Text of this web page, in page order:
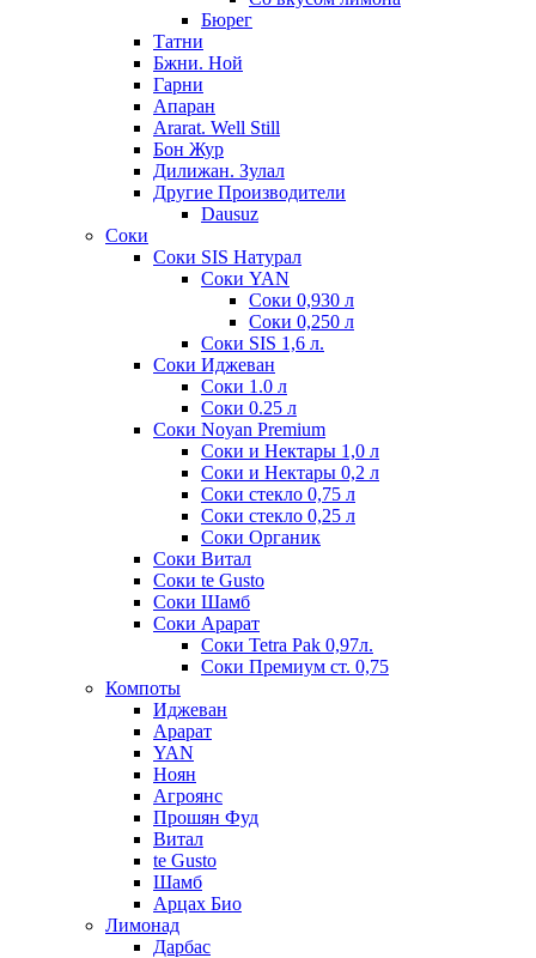
Бюрег
Татни
Бжни. Ной
Гарни
Апаран
Ararat. Well Still
Бон Жур
Дилижан. Зулал
Другие Производители
Dausuz
Соки
Соки SIS Натурал
Соки YAN
Соки 0,930 л
Соки 0,250 л
Соки SIS 1,6 л.
Соки Иджеван
Соки 1.0 л
Соки 0.25 л
Соки Noyan Premium
Соки и Нектары 1,0 л
Соки и Нектары 0,2 л
Соки стекло 0,75 л
Соки стекло 0,25 л
Соки Органик
Соки Витал
Соки te Gusto
Соки Шамб
Соки Арарат
Соки Tetra Pak 0,97л.
Соки Премиум ст. 0,75
Компоты
Иджеван
Арарат
YAN
Ноян
Агроянс
Прошян Фуд
Витал
te Gusto
Шамб
Арцах Био
Лимонад
Дарбас